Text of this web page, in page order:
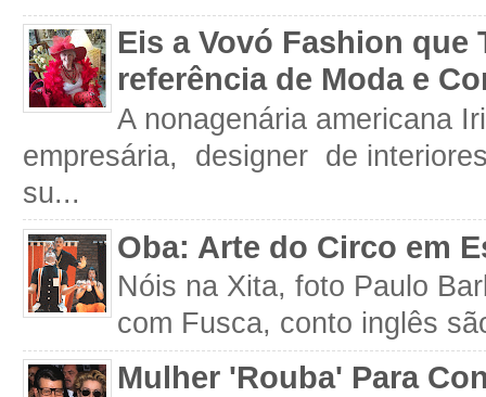
Eis a Vovó Fashion que
referência de Moda e
A nonagenária americana
empresária, designer de
su...
Oba: Arte do Circo em
Nóis na Xita, foto Paulo
com Fusca, conto inglês
Mulher 'Rouba' Para